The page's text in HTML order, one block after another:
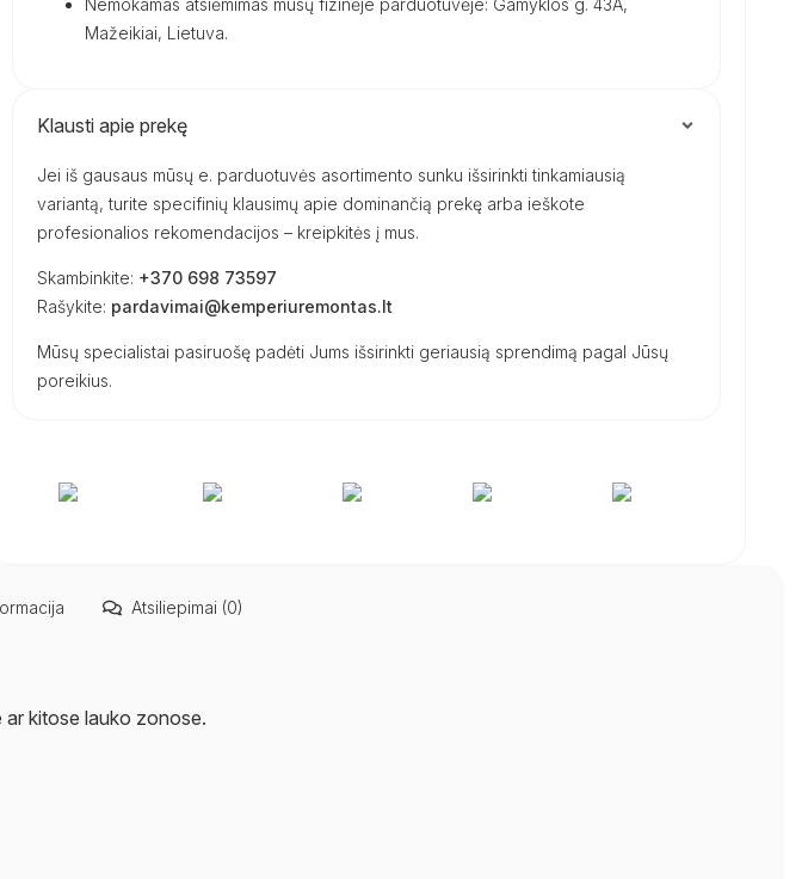
Nemokamas atsiėmimas mūsų fizinėje parduotuvėje: Gamyklos g. 43A,
Mažeikiai, Lietuva.
Klausti apie prekę
Jei iš gausaus mūsų e. parduotuvės asortimento sunku išsirinkti tinkamiausią
variantą, turite specifinių klausimų apie dominančią prekę arba ieškote
profesionalios rekomendacijos – kreipkitės į mus.
Skambinkite: +370 698 73597
Rašykite: pardavimai@kemperiuremontas.lt
Mūsų specialistai pasiruošę padėti Jums išsirinkti geriausią sprendimą pagal Jūsų
poreikius.
Atsiliepimai (0)
ar kitose lauko zonose.